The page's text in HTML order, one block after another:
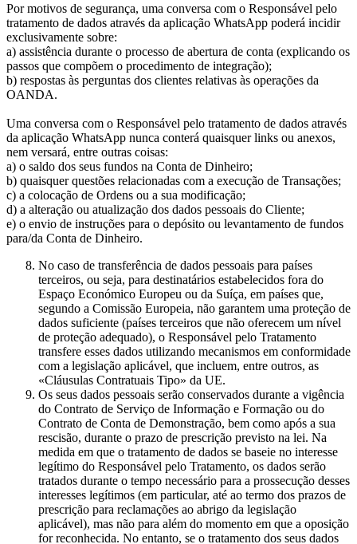
Por motivos de segurança, uma conversa com o Responsável pelo
tratamento de dados através da aplicação WhatsApp poderá incidir
exclusivamente sobre:
a) assistência durante o processo de abertura de conta (explicando os
passos que compõem o procedimento de integração);
b) respostas às perguntas dos clientes relativas às operações da
OANDA.
Uma conversa com o Responsável pelo tratamento de dados através
da aplicação WhatsApp nunca conterá quaisquer links ou anexos,
nem versará, entre outras coisas:
a) o saldo dos seus fundos na Conta de Dinheiro;
b) quaisquer questões relacionadas com a execução de Transações;
c) a colocação de Ordens ou a sua modificação;
d) a alteração ou atualização dos dados pessoais do Cliente;
e) o envio de instruções para o depósito ou levantamento de fundos
para/da Conta de Dinheiro.
No caso de transferência de dados pessoais para países
terceiros, ou seja, para destinatários estabelecidos fora do
Espaço Económico Europeu ou da Suíça, em países que,
segundo a Comissão Europeia, não garantem uma proteção de
dados suficiente (países terceiros que não oferecem um nível
de proteção adequado), o Responsável pelo Tratamento
transfere esses dados utilizando mecanismos em conformidade
com a legislação aplicável, que incluem, entre outros, as
«Cláusulas Contratuais Tipo» da UE.
Os seus dados pessoais serão conservados durante a vigência
do Contrato de Serviço de Informação e Formação ou do
Contrato de Conta de Demonstração, bem como após a sua
rescisão, durante o prazo de prescrição previsto na lei. Na
medida em que o tratamento de dados se baseie no interesse
legítimo do Responsável pelo Tratamento, os dados serão
tratados durante o tempo necessário para a prossecução desses
interesses legítimos (em particular, até ao termo dos prazos de
prescrição para reclamações ao abrigo da legislação
aplicável), mas não para além do momento em que a oposição
for reconhecida. No entanto, se o tratamento dos seus dados